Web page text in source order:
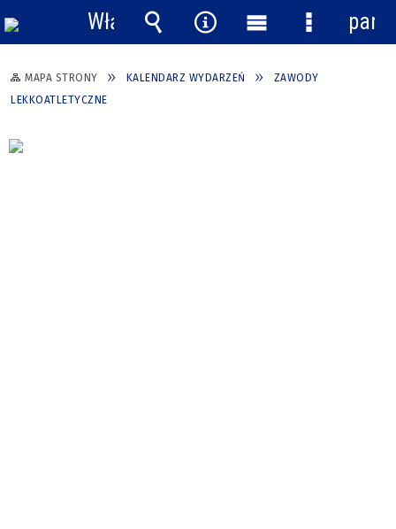
MAPA STRONY KALENDARZ WYDARZEŃ
ZAWODY
LEKKOATLETYCZNE
Włącz
powiadomienia
Wyszukiwarka
Narzędzia
Menu
główne
Menu
panel